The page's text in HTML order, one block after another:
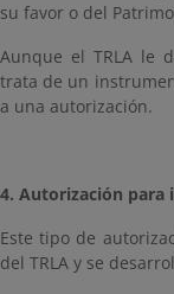
su favor o del
Aunque el TRLA le
trata de un
a una autorización.
4. Autorización para
Este tipo de
del TRLA y se